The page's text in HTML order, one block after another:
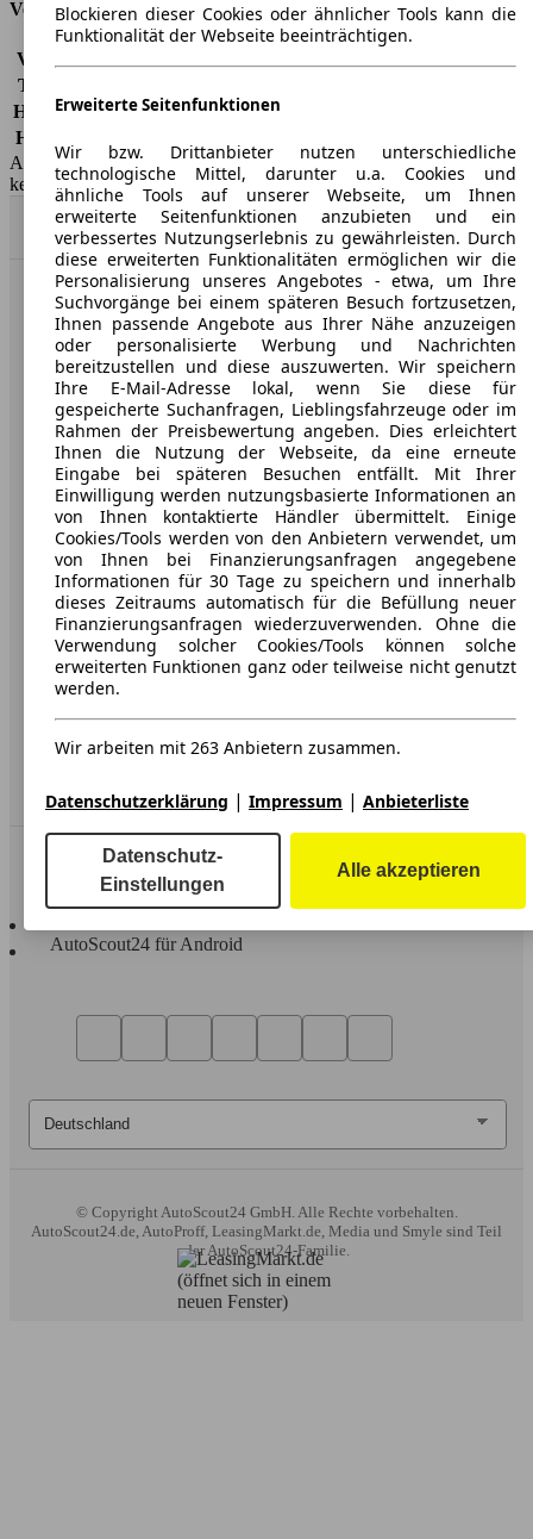
Versicherungsklassen
Vollkasko
Teilkasko
Haftpflicht -
HSN/TSN
AutoScout24 GmbH übernimmt für die Richtigkeit der Angaben
keine Gewähr.
Nach Oben
AutoScout24: Europaweit der größte Online-Automarkt.
Unternehmen
Über AutoScout24
Presse
Karriere
Werbung
AGB
Datenschutz
Impressum
Service
In Verbindung bleiben
AutoScout24 für Android
© Copyright AutoScout24 GmbH. Alle Rechte vorbehalten.
AutoScout24.de, AutoProff, LeasingMarkt.de, Media und Smyle sind Teil
der AutoScout24-Familie.
Blockieren dieser Cookies oder ähnlicher Tools kann die
Funktionalität der Webseite beeinträchtigen.
Erweiterte Seitenfunktionen
Wir bzw. Drittanbieter nutzen unterschiedliche
technologische Mittel, darunter u.a. Cookies und
ähnliche Tools auf unserer Webseite, um Ihnen
erweiterte Seitenfunktionen anzubieten und ein
verbessertes Nutzungserlebnis zu gewährleisten. Durch
diese erweiterten Funktionalitäten ermöglichen wir die
Personalisierung unseres Angebotes - etwa, um Ihre
Suchvorgänge bei einem späteren Besuch fortzusetzen,
Ihnen passende Angebote aus Ihrer Nähe anzuzeigen
oder personalisierte Werbung und Nachrichten
bereitzustellen und diese auszuwerten. Wir speichern
Ihre E-Mail-Adresse lokal, wenn Sie diese für
gespeicherte Suchanfragen, Lieblingsfahrzeuge oder im
Rahmen der Preisbewertung angeben. Dies erleichtert
Ihnen die Nutzung der Webseite, da eine erneute
Eingabe bei späteren Besuchen entfällt. Mit Ihrer
Einwilligung werden nutzungsbasierte Informationen an
von Ihnen kontaktierte Händler übermittelt. Einige
Cookies/Tools werden von den Anbietern verwendet, um
von Ihnen bei Finanzierungsanfragen angegebene
Informationen für 30 Tage zu speichern und innerhalb
dieses Zeitraums automatisch für die Befüllung neuer
Finanzierungsanfragen wiederzuverwenden. Ohne die
Verwendung solcher Cookies/Tools können solche
erweiterten Funktionen ganz oder teilweise nicht genutzt
werden.
Wir arbeiten mit 263 Anbietern zusammen.
Datenschutzerklärung | Impressum | Anbieterliste
Datenschutz-
Einstellungen
Alle akzeptieren